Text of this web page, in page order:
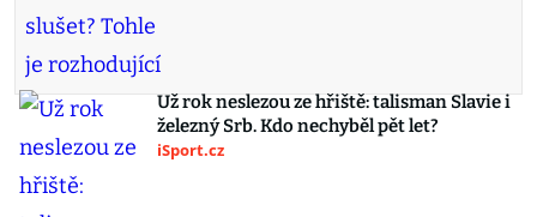
Už rok neslezou ze hřiště: talisman Slavie i
železný Srb. Kdo nechyběl pět let?
iSport.cz